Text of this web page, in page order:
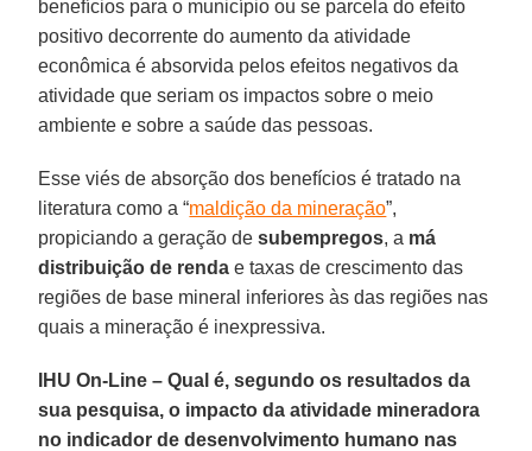
benefícios para o município ou se parcela do efeito
positivo decorrente do aumento da atividade
econômica é absorvida pelos efeitos negativos da
atividade que seriam os impactos sobre o meio
ambiente e sobre a saúde das pessoas.
Esse viés de absorção dos benefícios é tratado na
literatura como a “maldição da mineração”,
propiciando a geração desubempregos, a má
distribuição de renda e taxas de crescimento das
regiões de base mineral inferiores às das regiões nas
quais a mineração é inexpressiva.
IHU On-Line – Qual é, segundo os resultados da
sua pesquisa, o impacto da atividade mineradora
no indicador de desenvolvimento humano nas